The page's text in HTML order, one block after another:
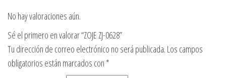
No hay valoraciones aún.
Sé el primero en valorar “ZOJE ZJ-0628”
Tu dirección de correo electrónico no será publicada. Los campos
obligatorios están marcados con *